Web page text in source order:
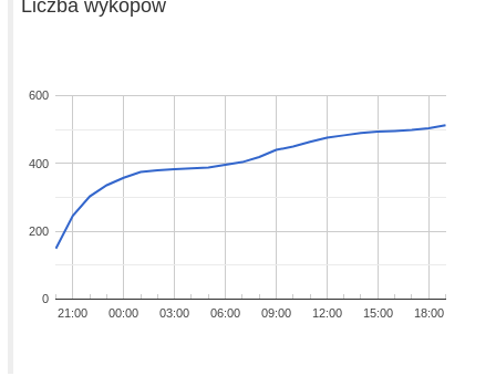
Liczba wykopów
21:00 00:00 03:00 06:00 09:00 12:00 15:00 18:00
0
200
400
600